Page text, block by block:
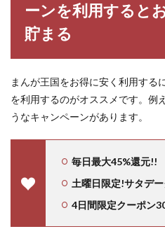
ーンを利用すると
貯まる
まんが王国をお得に安く利用する
を利用するのがオススメです。例
うなキャンペーンがあります。
毎日最大45%還元!!
土曜日限定!サタデ
4日間限定クーポン